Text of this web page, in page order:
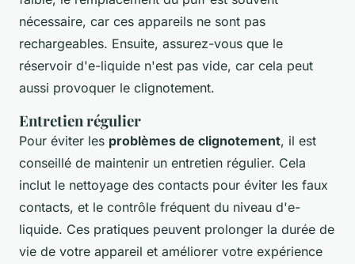
nécessaire, car ces appareils ne sont pas
rechargeables. Ensuite, assurez-vous que le
réservoir d'e-liquide n'est pas vide, car cela peut
aussi provoquer le clignotement.
Entretien régulier
Pour éviter les problèmes de clignotement, il est
conseillé de maintenir un entretien régulier. Cela
inclut le nettoyage des contacts pour éviter les faux
contacts, et le contrôle fréquent du niveau d'e-
liquide. Ces pratiques peuvent prolonger la durée de
vie de votre appareil et améliorer votre expérience